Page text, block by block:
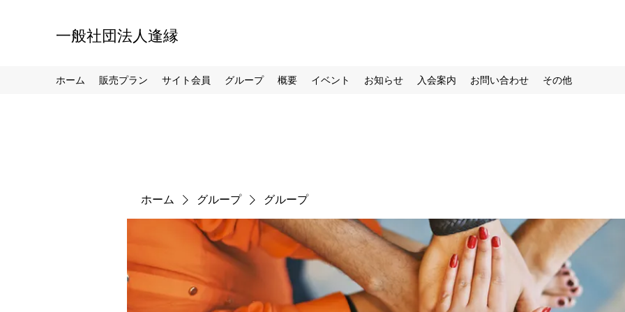
一般社団法人逢縁
ホーム 販売プラン サイト会員 グループ 概要 イベント お知らせ 入会案内 お問い合わせ その他
ホーム グループ グループ